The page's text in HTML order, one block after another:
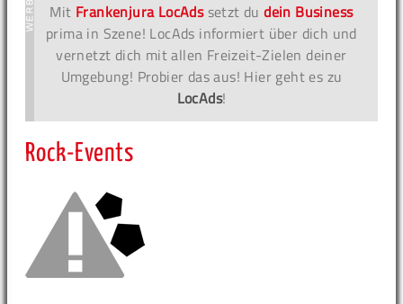
Mit Frankenjura LocAdssetzt dudein Business
prima in Szene! LocAds informiert über dich und
vernetzt dich mit allen Freizeit-Zielen deiner
Umgebung! Probier das aus! Hier geht es zu
LocAds!
Rock-Events